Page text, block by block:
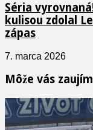
Séria
kulisou zdolal
zápas
7. marca 2026
Môže vás